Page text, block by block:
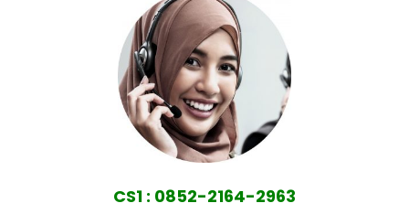
CS1 : 0852-2164-2963